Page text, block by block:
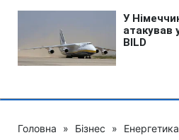
Головна » Бізнес » Енергетика